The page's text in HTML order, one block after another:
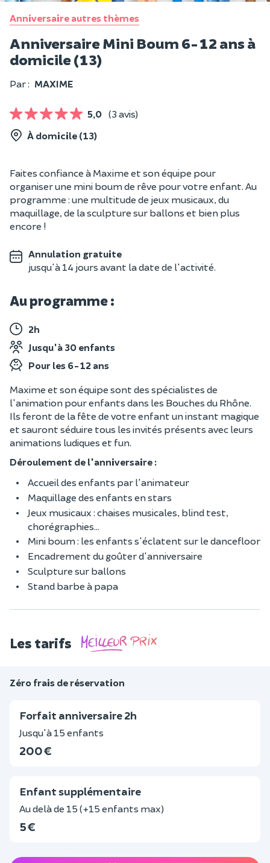
Anniversaire autres thèmes
Anniversaire Mini Boum 6-12 ans à
domicile (13)
Par : MAXIME
5,0 (3 avis)
À domicile (13)
Faites confiance à Maxime et son équipe pour
organiser une mini boum de rêve pour votre enfant. Au
programme : une multitude de jeux musicaux, du
maquillage, de la sculpture sur ballons et bien plus
encore !
Annulation gratuite
jusqu'à 14 jours avant la date de l'activité.
Au programme :
2h
Jusqu'à 30 enfants
Pour les 6-12 ans
Maxime et son équipe sont des spécialistes de
l'animation pour enfants dans les Bouches du Rhône.
Ils feront de la fête de votre enfant un instant magique
et sauront séduire tous les invités présents avec leurs
animations ludiques et fun.
Déroulement de l'anniversaire :
Accueil des enfants par l'animateur
Maquillage des enfants en stars
Jeux musicaux : chaises musicales, blind test,
chorégraphies...
Mini boum : les enfants s'éclatent sur le dancefloor
Encadrement du goûter d'anniversaire
Sculpture sur ballons
Stand barbe à papa
Les tarifs
Zéro frais de réservation
Forfait anniversaire 2h
Jusqu'à 15 enfants
200 €
Enfant supplémentaire
Au delà de 15 (+15 enfants max)
5 €